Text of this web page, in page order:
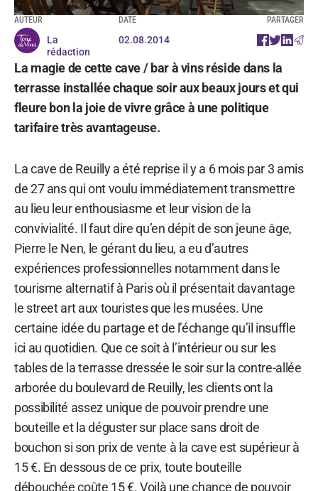
AUTEUR
La
rédaction
DATE
02.08.2014
PARTAGER
La magie de cette cave / bar à vins réside dans la
terrasse installée chaque soir aux beaux jours et qui
fleure bon la joie de vivre grâce à une politique
tarifaire très avantageuse.
La cave de Reuilly a été reprise il y a 6 mois par 3 amis
de 27 ans qui ont voulu immédiatement transmettre
au lieu leur enthousiasme et leur vision de la
convivialité. Il faut dire qu’en dépit de son jeune âge,
Pierre le Nen, le gérant du lieu, a eu d’autres
expériences professionnelles notamment dans le
tourisme alternatif à Paris où il présentait davantage
le street art aux touristes que les musées. Une
certaine idée du partage et de l’échange qu’il insuffle
ici au quotidien. Que ce soit à l’intérieur ou sur les
tables de la terrasse dressée le soir sur la contre-allée
arborée du boulevard de Reuilly, les clients ont la
possibilité assez unique de pouvoir prendre une
bouteille et la déguster sur place sans droit de
bouchon si son prix de vente à la cave est supérieur à
15 €. En dessous de ce prix, toute bouteille
débouchée coûte 15 €. Voilà une chance de pouvoir